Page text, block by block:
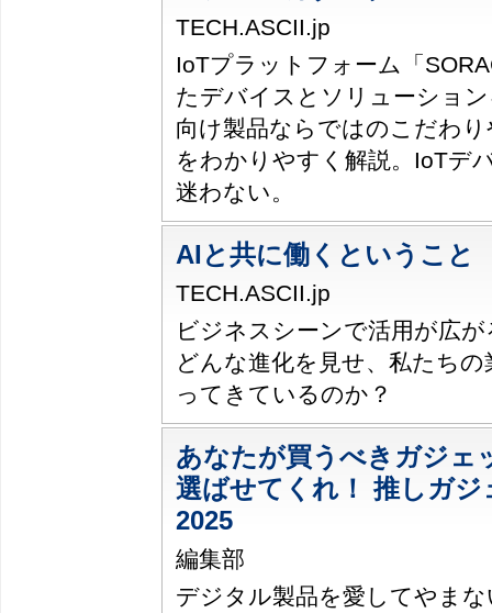
TECH.ASCII.jp
IoTプラットフォーム「
たデバイスとソリューショ
向け製品ならではのこだわ
をわかりやすく解説。IoTデ
迷わない。
AIと共に働くということ
TECH.ASCII.jp
ビジネスシーンで活用が広
どんな進化を見せ、私たち
ってきているのか？
あなたが買うべきガジェ
選ばせてくれ！ 推しガジ
2025
編集部
デジタル製品を愛してやま